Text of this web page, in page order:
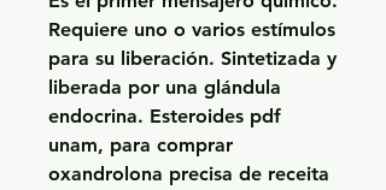
Requiere uno o varios estímulos
para su liberación. Sintetizada y
liberada por una glándula
endocrina. Esteroides pdf
unam, para comprar
oxandrolona precisa de receita